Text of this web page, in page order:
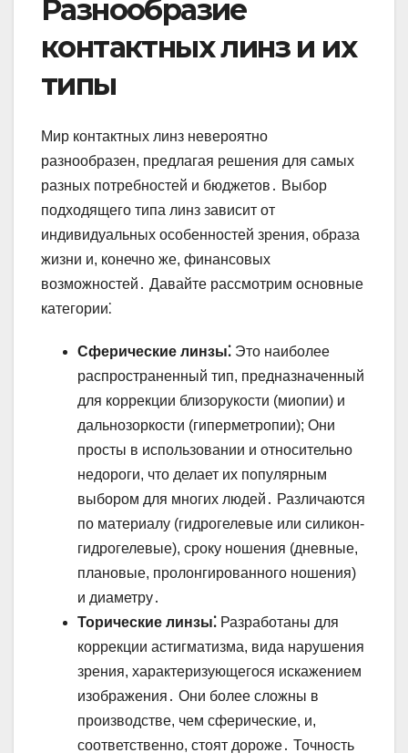
Разнообразие
контактных линз и их
типы
Мир контактных линз невероятно
разнообразен, предлагая решения для самых
разных потребностей и бюджетов․ Выбор
подходящего типа линз зависит от
индивидуальных особенностей зрения, образа
жизни и, конечно же, финансовых
возможностей․ Давайте рассмотрим основные
категории⁚
Сферические линзы⁚ Это наиболее
распространенный тип, предназначенный
для коррекции близорукости (миопии) и
дальнозоркости (гиперметропии); Они
просты в использовании и относительно
недороги, что делает их популярным
выбором для многих людей․ Различаются
по материалу (гидрогелевые или силикон-
гидрогелевые), сроку ношения (дневные,
плановые, пролонгированного ношения)
и диаметру․
Торические линзы⁚ Разработаны для
коррекции астигматизма, вида нарушения
зрения, характеризующегося искажением
изображения․ Они более сложны в
производстве, чем сферические, и,
соответственно, стоят дороже․ Точность